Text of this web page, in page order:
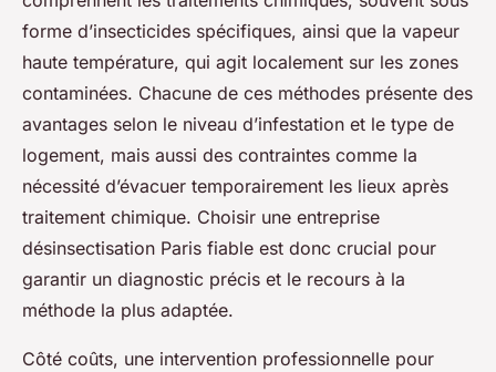
forme d’insecticides spécifiques, ainsi que la vapeur
haute température, qui agit localement sur les zones
contaminées. Chacune de ces méthodes présente des
avantages selon le niveau d’infestation et le type de
logement, mais aussi des contraintes comme la
nécessité d’évacuer temporairement les lieux après
traitement chimique. Choisir une entreprise
désinsectisation Paris fiable est donc crucial pour
garantir un diagnostic précis et le recours à la
méthode la plus adaptée.
Côté coûts, une intervention professionnelle pour